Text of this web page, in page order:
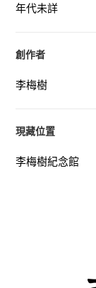
年代未詳
創作者
李梅樹
現藏位置
李梅樹紀念館